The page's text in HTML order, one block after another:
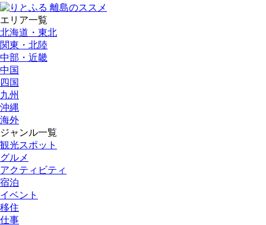
エリア一覧
北海道・東北
関東・北陸
中部・近畿
中国
四国
九州
沖縄
海外
ジャンル一覧
観光スポット
グルメ
アクティビティ
宿泊
イベント
移住
仕事